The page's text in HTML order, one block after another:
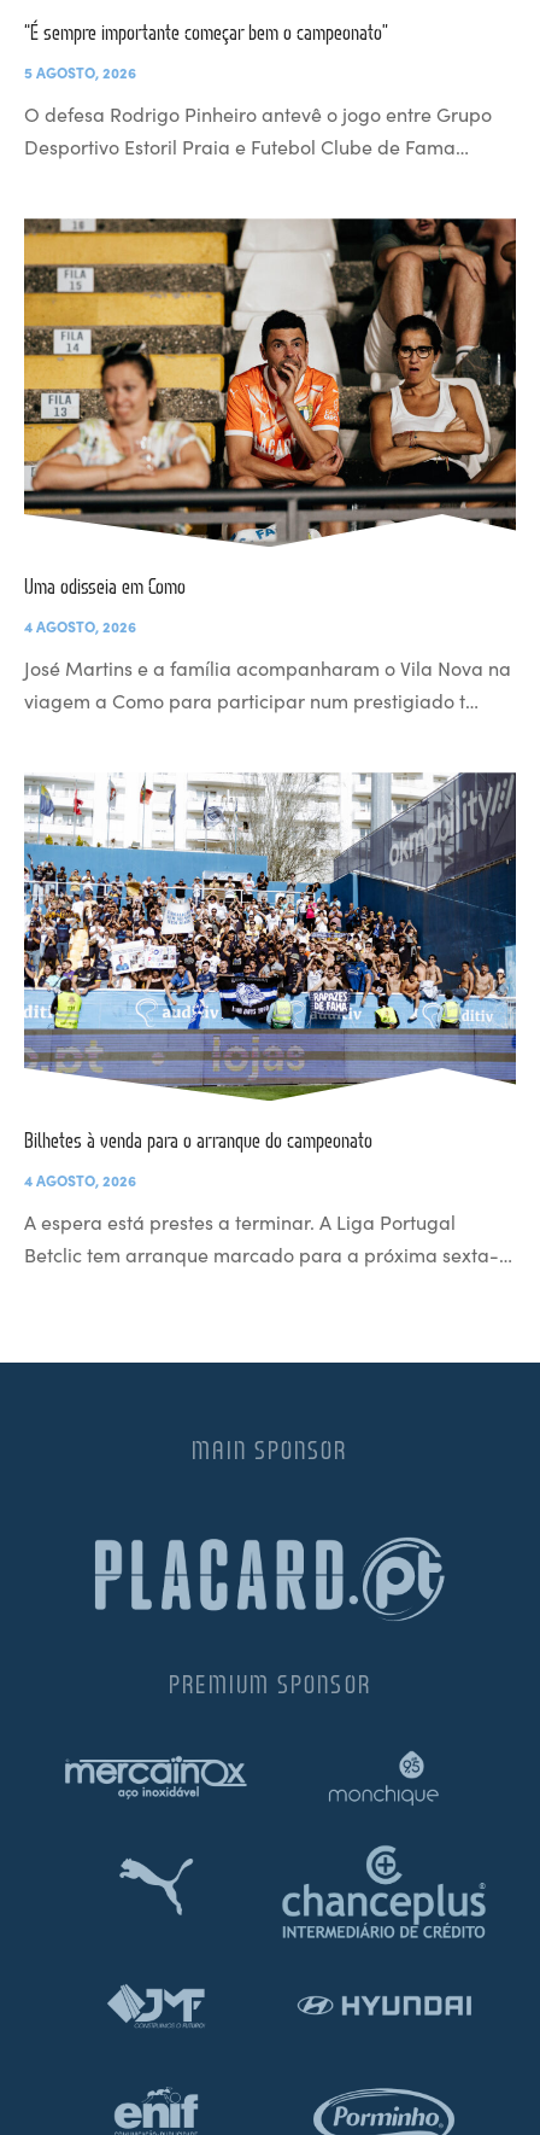
“É sempre importante começar bem o campeonato”
5 AGOSTO, 2026
O defesa Rodrigo Pinheiro antevê o jogo entre Grupo
Desportivo Estoril Praia e Futebol Clube de Fama…
Uma odisseia em Como
4 AGOSTO, 2026
José Martins e a família acompanharam o Vila Nova na
viagem a Como para participar num prestigiado t…
Bilhetes à venda para o arranque do campeonato
4 AGOSTO, 2026
A espera está prestes a terminar. A Liga Portugal
Betclic tem arranque marcado para a próxima sexta-…
MAIN SPONSOR
PREMIUM SPONSOR